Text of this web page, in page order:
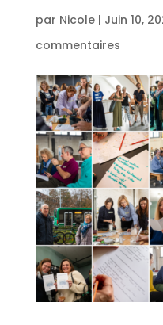
par Nicole| Juin 10,
commentaires